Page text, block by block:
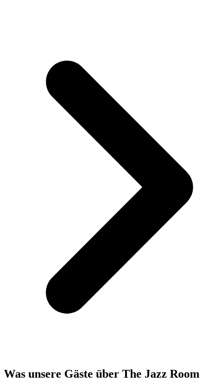
Was unsere Gäste über The Jazz Room